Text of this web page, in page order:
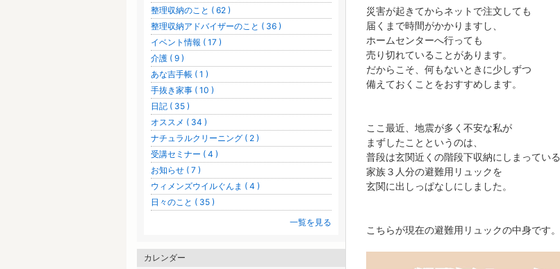
災害が起きてからネットで注文しても
届くまで時間がかかりますし、
ホームセンターへ行っても
売り切れていることがあります。
だからこそ、何もないときに少しずつ
備えておくことをおすすめします。
ここ最近、地震が多く不安な私が
まずしたことというのは、
普段は玄関近くの階段下収納にしまっている
家族３人分の避難用リュックを
玄関に出しっぱなしにしました。
こちらが現在の避難用リュックの中身です。
整理収納のこと ( 62 )
整理収納アドバイザーのこと ( 36 )
イベント情報 ( 17 )
介護 ( 9 )
あな吉手帳 ( 1 )
手抜き家事 ( 10 )
日記 ( 35 )
オススメ ( 34 )
ナチュラルクリーニング ( 2 )
受講セミナー ( 4 )
お知らせ ( 7 )
ウィメンズウイルぐんま ( 4 )
日々のこと ( 35 )
一覧を見る
カレンダー